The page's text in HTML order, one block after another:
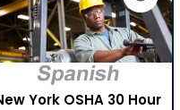
York OSHA 30 Hour